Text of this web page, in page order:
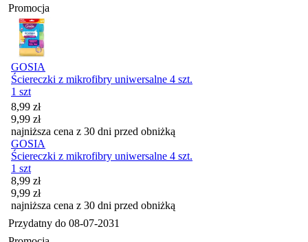
Promocja
GOSIA
Ściereczki z mikrofibry uniwersalne 4 szt.
1 szt
Cena promocyjna
8,99 zł
9,99 zł
najniższa cena z 30 dni przed obniżką
GOSIA
Ściereczki z mikrofibry uniwersalne 4 szt.
1 szt
Cena promocyjna
8,99 zł
9,99 zł
najniższa cena z 30 dni przed obniżką
Przydatny do 08-07-2031